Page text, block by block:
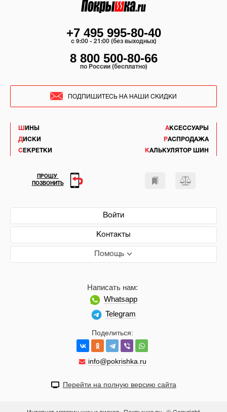
ШИНЫ
ДИСКИ
СЕКРЕТКИ
АКСЕССУАРЫ
РАСПРОДАЖА
КАЛЬКУЛЯТОР ШИН
Войти
Контакты
Помощь
Поделиться:
info@pokrishka.ru
Написать нам:
Whatsapp
Telegram
+7 495 995-80-40
c 9:00 - 21:00 (без выходных)
8 800 500-80-66
по России (бесплатно)
ПОДПИШИТЕСЬ НА НАШИ СКИДКИ
ПРОШУ
ПОЗВОНИТЬ
Перейти на полную версию сайта